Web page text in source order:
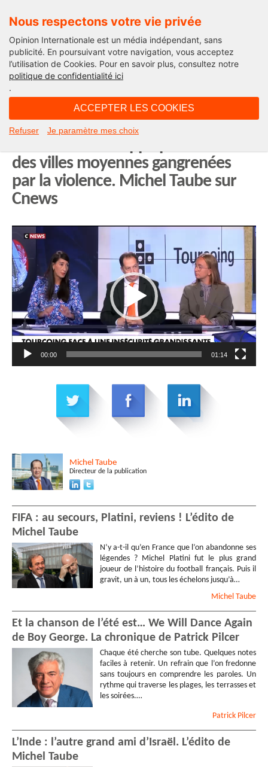
Nous respectons votre vie privée
Opinion Internationale est un média indépendant, sans
publicité. En poursuivant votre navigation, vous acceptez
l’utilisation de Cookies. Pour en savoir plus, consultez notre
politique de confidentialité ici
.
ACCEPTER LES COOKIES
Refuser Je paramètre mes choix
Edito
Tourcoing : la ville de Gérald
des villes moyennes gangrenées
par la violence. Michel Taube sur
Cnews
vidéo
00:00 01:14
Michel Taube
Directeur de la publication
FIFA : au secours, Platini, reviens ! L’édito de
Michel Taube
N’y a-t-il qu’en France que l’on abandonne ses
légendes ? Michel Platini fut le plus grand
joueur de l’histoire du football français. Puis il
gravit, un à un, tous les échelons jusqu’à…
Michel Taube
Et la chanson de l’été est… We Will Dance Again
de Boy George. La chronique de Patrick Pilcer
Chaque été cherche son tube. Quelques notes
faciles à retenir. Un refrain que l’on fredonne
sans toujours en comprendre les paroles. Un
rythme qui traverse les plages, les terrasses et
les soirées.…
Patrick Pilcer
L’Inde : l’autre grand ami d’Israël. L’édito de
Michel Taube